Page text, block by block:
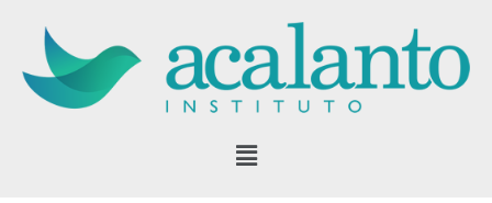
Pular
para
o
conteúdo